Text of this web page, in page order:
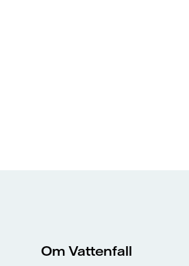
Om Vattenfall